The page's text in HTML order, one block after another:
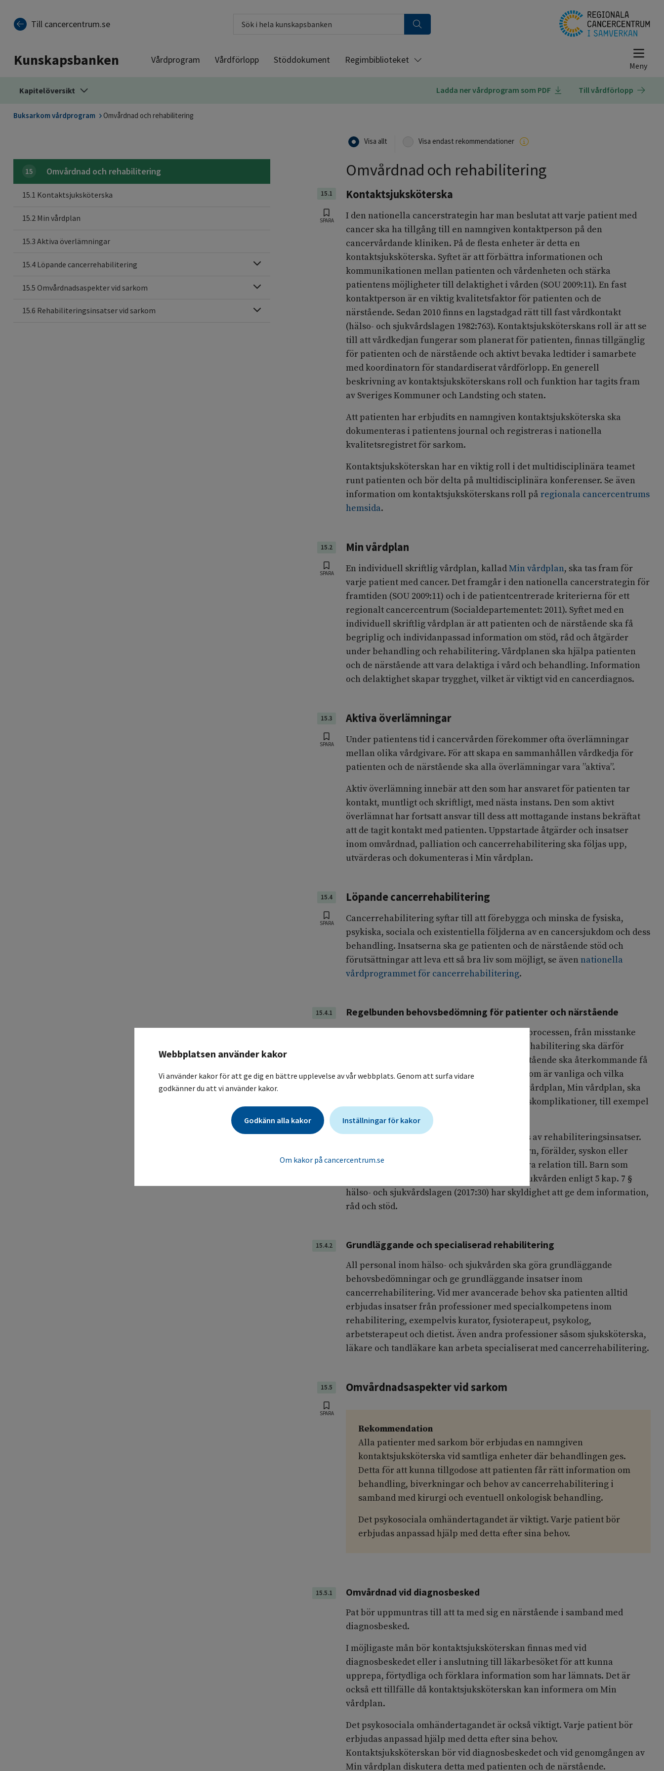
Till cancercentrum.se
Kunskapsbanken Vårdprogram Vårdförlopp Stöddokument Regimbiblioteket
Kapitelöversikt Ladda ner vårdprogram som PDF Till vårdförlopp
Buksarkom vårdprogram Omvårdnad och rehabilitering
15 Omvårdnad och rehabilitering
15.1 Kontaktsjuksköterska
15.2 Min vårdplan
15.3 Aktiva överlämningar
15.4 Löpande cancerrehabilitering
15.5 Omvårdnadsaspekter vid sarkom
15.6 Rehabiliteringsinsatser vid sarkom
Visa allt Visa endast rekommendationer
Omvårdnad och rehabilitering
15.1 Kontaktsjuksköterska
SPARA
I den nationella cancerstrategin har man beslutat att varje patient med
cancer ska ha tillgång till en namngiven kontaktperson på den
cancervårdande kliniken. På de flesta enheter är detta en
kontaktsjuksköterska. Syftet är att förbättra informationen och
kommunikationen mellan patienten och vårdenheten och stärka
patientens möjligheter till delaktighet i vården (SOU 2009:11). En fast
kontaktperson är en viktig kvalitetsfaktor för patienten och de
närstående. Sedan 2010 finns en lagstadgad rätt till fast vårdkontakt
(hälso- och sjukvårdslagen 1982:763). Kontaktsjuksköterskans roll är att se
till att vårdkedjan fungerar som planerat för patienten, finnas tillgänglig
för patienten och de närstående och aktivt bevaka ledtider i samarbete
med koordinatorn för standardiserat vårdförlopp. En generell
beskrivning av kontaktsjuksköterskans roll och funktion har tagits fram
av Sveriges Kommuner och Landsting och staten.
Att patienten har erbjudits en namngiven kontaktsjuksköterska ska
dokumenteras i patientens journal och registreras i nationella
kvalitetsregistret för sarkom.
Kontaktsjuksköterskan har en viktig roll i det multidisciplinära teamet
runt patienten och bör delta på multidisciplinära konferenser. Se även
information om kontaktsjuksköterskans roll påregionala cancercentrums
hemsida.
15.2 Min vårdplan
SPARA En individuell skriftlig vårdplan, kalladMin vårdplan, ska tas fram för
varje patient med cancer. Det framgår i den nationella cancerstrategin för
framtiden (SOU 2009:11) och i de patientcentrerade kriterierna för ett
regionalt cancercentrum (Socialdepartementet: 2011). Syftet med en
individuell skriftlig vårdplan är att patienten och de närstående ska få
begriplig och individanpassad information om stöd, råd och åtgärder
under behandling och rehabilitering. Vårdplanen ska hjälpa patienten
och de närstående att vara delaktiga i vård och behandling. Information
och delaktighet skapar trygghet, vilket är viktigt vid en cancerdiagnos.
15.3 Aktiva överlämningar
SPARA
Under patientens tid i cancervården förekommer ofta överlämningar
mellan olika vårdgivare. För att skapa en sammanhållen vårdkedja för
patienten och de närstående ska alla överlämningar vara ”aktiva”.
Aktiv överlämning innebär att den som har ansvaret för patienten tar
kontakt, muntligt och skriftligt, med nästa instans. Den som aktivt
överlämnat har fortsatt ansvar till dess att mottagande instans bekräftat
att de tagit kontakt med patienten. Uppstartade åtgärder och insatser
inom omvårdnad, palliation och cancerrehabilitering ska följas upp,
utvärderas och dokumenteras i Min vårdplan.
15.4 Löpande cancerrehabilitering
SPARA
Cancerrehabilitering syftar till att förebygga och minska de fysiska,
psykiska, sociala och existentiella följderna av en cancersjukdom och dess
behandling. Insatserna ska ge patienten och de närstående stöd och
förutsättningar att leva ett så bra liv som möjligt, se ävennationella
vårdprogrammet för cancerrehabilitering.
15.4.1 Regelbunden behovsbedömning för patienter och närstående
Cancerrehabilitering är aktuellt under hela processen, från misstanke
om cancersjukdom och framåt. Behovet av rehabilitering ska därför
bedömas regelbundet. Patienten och de närstående ska återkommande få
information om vilka rehabiliteringsbehov som är vanliga och vilka
insatser som erbjuds. I patientens skriftliga vårdplan, Min vårdplan, ska
cancerrehabilitering ingå. Vissa behandlingskomplikationer, till exempel
lymfödem, kan kräva behandling livet ut.
Såväl patienter som närstående kan omfattas av rehabiliteringsinsatser.
Närstående kan vara exempelvis partner, barn, förälder, syskon eller
annan person som patienten anser sig ha nära relation till. Barn som
anhöriga har en särställning då hälso- och sjukvården enligt 5 kap. 7 §
hälso- och sjukvårdslagen (2017:30) har skyldighet att ge dem information,
råd och stöd.
15.4.2 Grundläggande och specialiserad rehabilitering
All personal inom hälso- och sjukvården ska göra grundläggande
behovsbedömningar och ge grundläggande insatser inom
cancerrehabilitering. Vid mer avancerade behov ska patienten alltid
erbjudas insatser från professioner med specialkompetens inom
rehabilitering, exempelvis kurator, fysioterapeut, psykolog,
arbetsterapeut och dietist. Även andra professioner såsom sjuksköterska,
läkare och tandläkare kan arbeta specialiserat med cancerrehabilitering.
15.5 Omvårdnadsaspekter vid sarkom
SPARA
Rekommendation
Alla patienter med sarkom bör erbjudas en namngiven
kontaktsjuksköterska vid samtliga enheter där behandlingen ges.
Detta för att kunna tillgodose att patienten får rätt information om
behandling, biverkningar och behov av cancerrehabilitering i
samband med kirurgi och eventuell onkologisk behandling.
Det psykosociala omhändertagandet är viktigt. Varje patient bör
erbjudas anpassad hjälp med detta efter sina behov.
15.5.1 Omvårdnad vid diagnosbesked
Pat bör uppmuntras till att ta med sig en närstående i samband med
diagnosbesked.
I möjligaste mån bör kontaktsjuksköterskan finnas med vid
diagnosbeskedet eller i anslutning till läkarbesöket för att kunna
upprepa, förtydliga och förklara information som har lämnats. Det är
också ett tillfälle då kontaktsjuksköterskan kan informera om Min
vårdplan.
Det psykosociala omhändertagandet är också viktigt. Varje patient bör
erbjudas anpassad hjälp med detta efter sina behov.
Kontaktsjuksköterskan bör vid diagnosbeskedet och vid genomgången av
Min vårdplan diskutera detta med patienten och de närstående.
Webbplatsen använder kakor
Vi använder kakor för att ge dig en bättre upplevelse av vår webbplats. Genom att surfa vidare
godkänner du att vi använder kakor.
Godkänn alla kakor Inställningar för kakor
Om kakor på cancercentrum.se